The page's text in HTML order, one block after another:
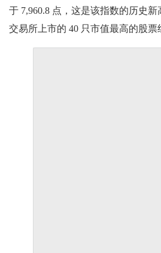
于 7,960.8 点，这是该指数的历史
交易所上市的 40 只市值最高的股票